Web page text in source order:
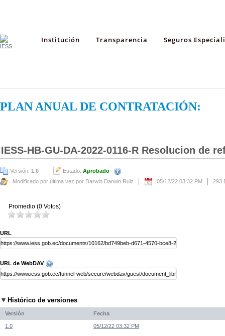
Institución Transparencia Seguros
PLAN ANUAL DE CONTRATACIÓN:
IESS-HB-GU-DA-2022-0116-R Resolucion de
Versión: 1.0 Estado: Aprobado
Modificado por última vez por Darwin Darwin Ruiz
05/12/22 03:32 PM 293
Promedio (0 Votos)
URL
URL de WebDAV
Histórico de versiones
Versión Fecha
1.0 05/12/22 03:32 PM